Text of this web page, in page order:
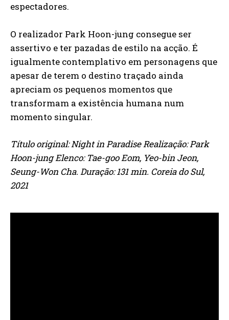
espectadores.
O realizador Park Hoon-jung consegue ser
assertivo e ter pazadas de estilo na acção. É
igualmente contemplativo em personagens que
apesar de terem o destino traçado ainda
apreciam os pequenos momentos que
transformam a existência humana num
momento singular.
Título original: Night in Paradise Realização: Park
Hoon-jung Elenco: Tae-goo Eom, Yeo-bin Jeon,
Seung-Won Cha. Duração: 131 min. Coreia do Sul,
2021